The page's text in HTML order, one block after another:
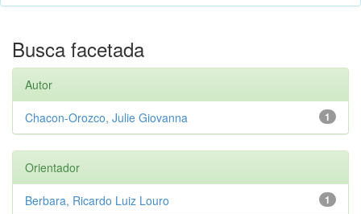
Busca facetada
Autor
1
Chacon-Orozco, Julie Giovanna
Orientador
1
Berbara, Ricardo Luiz Louro